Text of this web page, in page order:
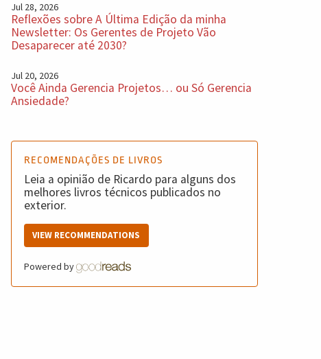
Jul 28, 2026
Reflexões sobre A Última Edição da minha
Newsletter: Os Gerentes de Projeto Vão
Desaparecer até 2030?
Jul 20, 2026
Você Ainda Gerencia Projetos… ou Só Gerencia
Ansiedade?
RECOMENDAÇÕES DE LIVROS
Leia a opinião de Ricardo para alguns dos
melhores livros técnicos publicados no
exterior.
VIEW RECOMMENDATIONS
Powered by